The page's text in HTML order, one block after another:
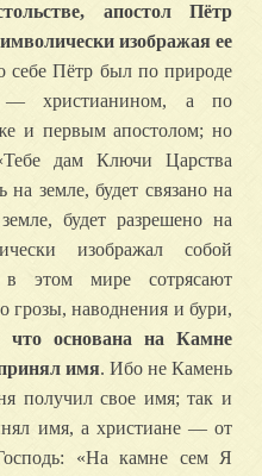
апостол Пётр
изображая ее
себе Пётр был по природе
— христианином, а по
и первым апостолом; но
дам Ключи Царства
земле, будет связано на
будет разрешено на
изображал собой
этом мире сотрясают
грозы, наводнения и бури,
что основана на Камне
имя. Ибо не Камень
получил свое имя; так и
имя, а христиане — от
«На камне сем Я